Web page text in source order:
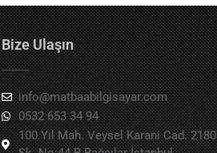
Bize Ulaşın
info@matbaabilgisayar.com
0532 653 34 94
100.Yıl Mah. Veysel Karani Cad. 2180